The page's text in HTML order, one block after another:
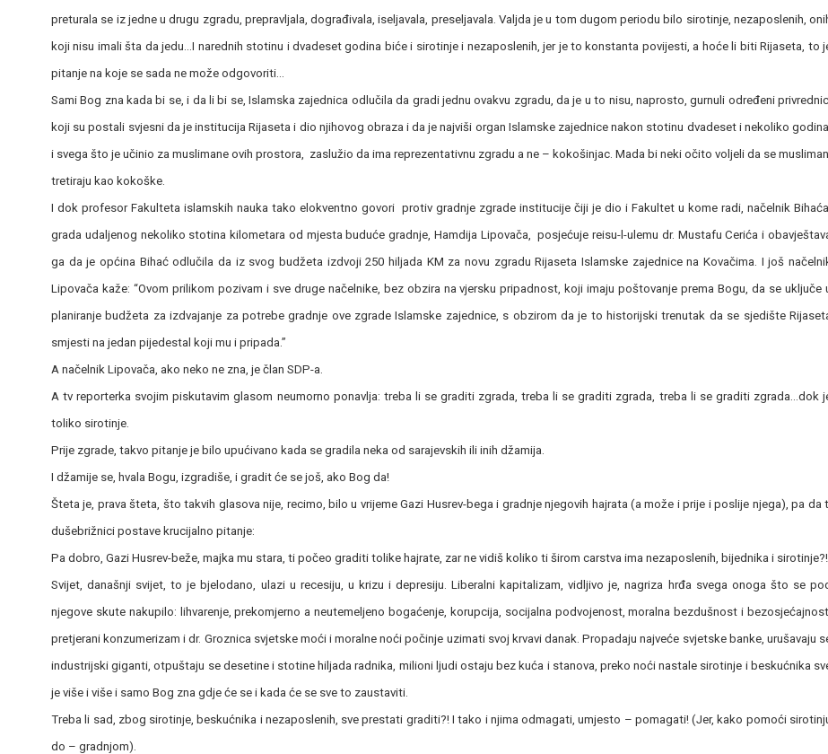
preturala se iz jedne u drugu zgradu, prepravljala, dograđivala, iseljavala, preseljavala. Valjda je u tom dugom periodu bilo sirotinje, nezaposlenih,
koji nisu imali šta da jedu…I narednih stotinu i dvadeset godina biće i sirotinje i nezaposlenih, jer je to konstanta povijesti, a hoće li biti Rijaseta, to
pitanje na koje se sada ne može odgovoriti…
Sami Bog zna kada bi se, i da li bi se, Islamska zajednica odlučila da gradi jednu ovakvu zgradu, da je u to nisu, naprosto, gurnuli određeni
koji su postali svjesni da je institucija Rijaseta i dio njihovog obraza i da je najviši organ Islamske zajednice nakon stotinu dvadeset i nekoliko
i svega što je učinio za muslimane ovih prostora, zaslužio da ima reprezentativnu zgradu a ne – kokošinjac. Mada bi neki očito voljeli da se
tretiraju kao kokoške.
I dok profesor Fakulteta islamskih nauka tako elokventno govori protiv gradnje zgrade institucije čiji je dio i Fakultet u kome radi, načelnik
grada udaljenog nekoliko stotina kilometara od mjesta buduće gradnje, Hamdija Lipovača, posjećuje reisu-l-ulemu dr. Mustafu Cerića i
ga da je općina Bihać odlučila da iz svog budžeta izdvoji 250 hiljada KM za novu zgradu Rijaseta Islamske zajednice na Kovačima. I još
Lipovača kaže: “Ovom prilikom pozivam i sve druge načelnike, bez obzira na vjersku pripadnost, koji imaju poštovanje prema Bogu, da se uključe
planiranje budžeta za izdvajanje za potrebe gradnje ove zgrade Islamske zajednice, s obzirom da je to historijski trenutak da se sjedište
smjesti na jedan pijedestal koji mu i pripada.”
A načelnik Lipovača, ako neko ne zna, je član SDP-a.
A tv reporterka svojim piskutavim glasom neumorno ponavlja: treba li se graditi zgrada, treba li se graditi zgrada, treba li se graditi zgrada…dok
toliko sirotinje.
Prije zgrade, takvo pitanje je bilo upućivano kada se gradila neka od sarajevskih ili inih džamija.
I džamije se, hvala Bogu, izgradiše, i gradit će se još, ako Bog da!
Šteta je, prava šteta, što takvih glasova nije, recimo, bilo u vrijeme Gazi Husrev-bega i gradnje njegovih hajrata (a može i prije i poslije njega), pa da
dušebrižnici postave krucijalno pitanje:
Pa dobro, Gazi Husrev-beže, majka mu stara, ti počeo graditi tolike hajrate, zar ne vidiš koliko ti širom carstva ima nezaposlenih, bijednika i sirotinje?!
Svijet, današnji svijet, to je bjelodano, ulazi u recesiju, u krizu i depresiju. Liberalni kapitalizam, vidljivo je, nagriza hrđa svega onoga što se
njegove skute nakupilo: lihvarenje, prekomjerno a neutemeljeno bogaćenje, korupcija, socijalna podvojenost, moralna bezdušnost i
pretjerani konzumerizam i dr. Groznica svjetske moći i moralne noći počinje uzimati svoj krvavi danak. Propadaju najveće svjetske banke, urušavaju
industrijski giganti, otpuštaju se desetine i stotine hiljada radnika, milioni ljudi ostaju bez kuća i stanova, preko noći nastale sirotinje i beskućnika
je više i više i samo Bog zna gdje će se i kada će se sve to zaustaviti.
Treba li sad, zbog sirotinje, beskućnika i nezaposlenih, sve prestati graditi?! I tako i njima odmagati, umjesto – pomagati! (Jer, kako pomoći
do – gradnjom).